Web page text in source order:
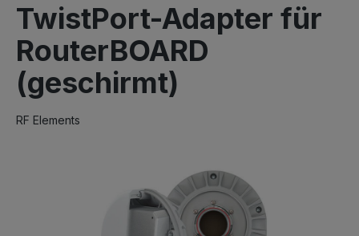
TwistPort-Adapter für
RouterBOARD
(geschirmt)
RF Elements